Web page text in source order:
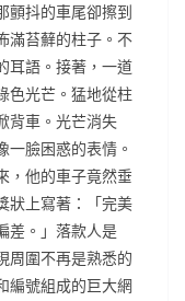
顫抖的車尾卻擦到
滿苔蘚的柱子。不
耳語。接著，一道
色光芒。猛地從柱
背車。光芒消失
臉困惑的表情。
，他的車子竟然垂
狀上寫著：「完美
差。」落款人是
周圍不再是熟悉的
編號組成的巨大網